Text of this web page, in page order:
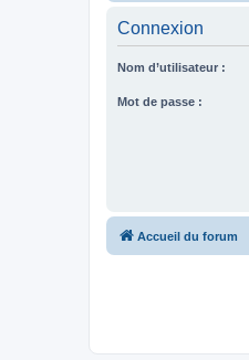
Connexion
Nom d’utilisateur :
Mot de passe :
Accueil du forum